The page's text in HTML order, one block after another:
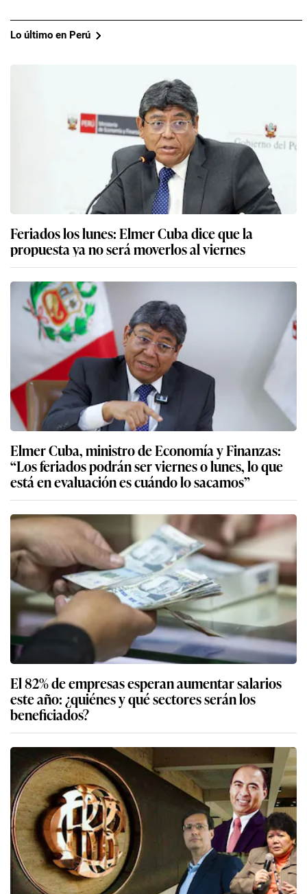
Lo último en Perú
Feriados los lunes: Elmer Cuba dice que la
propuesta ya no será moverlos al viernes
Elmer Cuba, ministro de Economía y Finanzas:
“Los feriados podrán ser viernes o lunes, lo que
está en evaluación es cuándo lo sacamos”
El 82% de empresas esperan aumentar salarios
este año: ¿quiénes y qué sectores serán los
beneficiados?